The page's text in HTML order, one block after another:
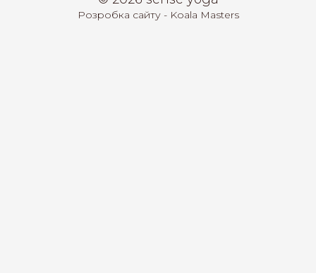
Розробка сайту - Koala Masters